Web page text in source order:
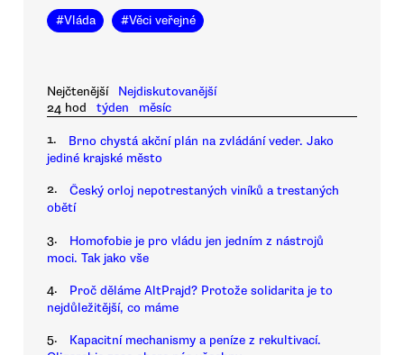
#Vláda #Věci veřejné
Nejčtenější
Nejdiskutovanější
24 hod
týden měsíc
1.
Brno chystá akční plán na zvládání veder. Jako
jediné krajské město
2.
Český orloj nepotrestaných viníků a trestaných
obětí
3.
Homofobie je pro vládu jen jedním z nástrojů
moci. Tak jako vše
4.
Proč děláme AltPrajd? Protože solidarita je to
nejdůležitější, co máme
5.
Kapacitní mechanismy a peníze z rekultivací.